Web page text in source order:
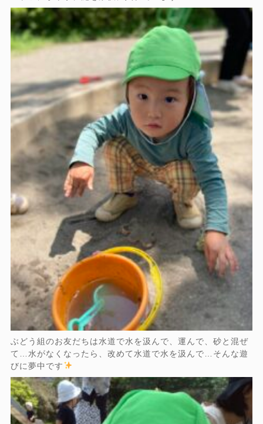
ぶどう組のお友だちは水道で水を汲んで、運んで、砂と混ぜ
て…水がなくなったら、改めて水道で水を汲んで…そんな遊
びに夢中です